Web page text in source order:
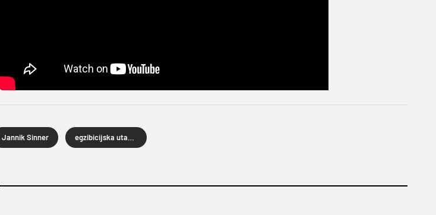
Jannik Sinner egzibicijska utakmica